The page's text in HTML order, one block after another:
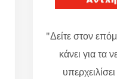
"Δείτε στον
κάνει για τα